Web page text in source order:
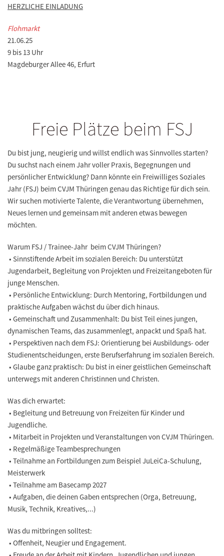
HERZLICHE EINLADUNG
Flohmarkt
21.06.25
9 bis 13 Uhr
Magdeburger Allee 46, Erfurt
Freie Plätze beim FSJ
Du bist jung, neugierig und willst endlich was Sinnvolles starten?
Du suchst nach einem Jahr voller Praxis, Begegnungen und
persönlicher Entwicklung? Dann könnte ein Freiwilliges Soziales
Jahr (FSJ) beim CVJM Thüringen genau das Richtige für dich sein.
Wir suchen motivierte Talente, die Verantwortung übernehmen,
Neues lernen und gemeinsam mit anderen etwas bewegen
möchten.
Warum FSJ / Trainee-Jahr beim CVJM Thüringen?
• Sinnstiftende Arbeit im sozialen Bereich: Du unterstützt
Jugendarbeit, Begleitung von Projekten und Freizeitangeboten für
junge Menschen.
• Persönliche Entwicklung: Durch Mentoring, Fortbildungen und
praktische Aufgaben wächst du über dich hinaus.
• Gemeinschaft und Zusammenhalt: Du bist Teil eines jungen,
dynamischen Teams, das zusammenlegt, anpackt und Spaß hat.
• Perspektiven nach dem FSJ: Orientierung bei Ausbildungs- oder
Studienentscheidungen, erste Berufserfahrung im sozialen Bereich.
• Glaube ganz praktisch: Du bist in einer geistlichen Gemeinschaft
unterwegs mit anderen Christinnen und Christen.
Was dich erwartet:
• Begleitung und Betreuung von Freizeiten für Kinder und
Jugendliche.
• Mitarbeit in Projekten und Veranstaltungen von CVJM Thüringen.
• Regelmäßige Teambesprechungen
• Teilnahme an Fortbildungen zum Beispiel JuLeiCa-Schulung,
Meisterwerk
• Teilnahme am Basecamp 2027
• Aufgaben, die deinen Gaben entsprechen (Orga, Betreuung,
Musik, Technik, Kreatives,...)
Was du mitbringen solltest:
• Offenheit, Neugier und Engagement.